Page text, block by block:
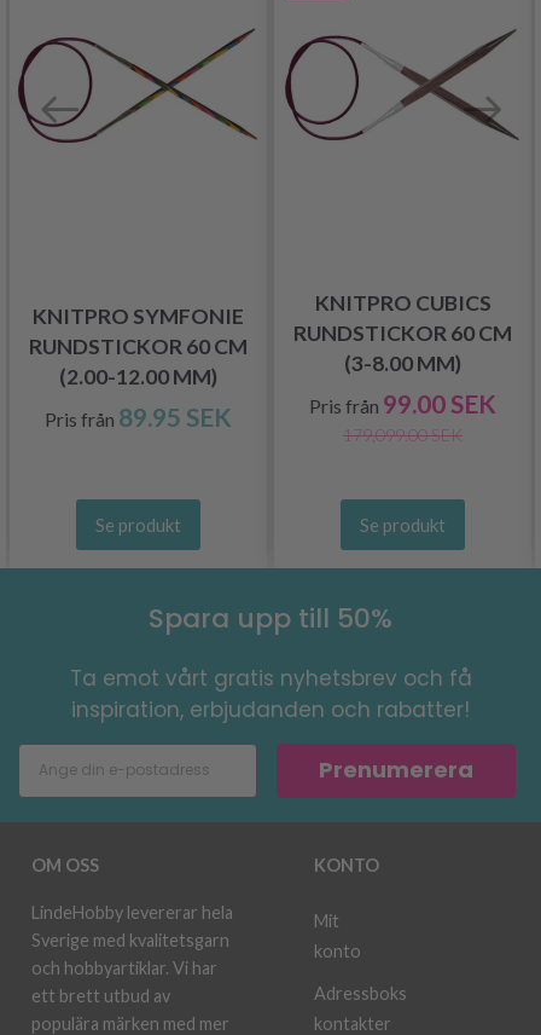
KNITPRO SYMFONIE
RUNDSTICKOR 60 CM
(2.00-12.00 MM)
Pris från 89.95 SEK
Se produkt
KNITPRO CUBICS
RUNDSTICKOR 60 CM
(3-8.00 MM)
Pris från 99.00 SEK
179,099.00 SEK
Se produkt
Spara upp till 50%
Ta emot vårt gratis nyhetsbrev och få
inspiration, erbjudanden och rabatter!
Prenumerera
OM OSS
LindeHobby levererar hela
Sverige med kvalitetsgarn
och hobbyartiklar. Vi har
ett brett utbud av
populära märken med mer
KONTO
Mit
konto
Adressboks
kontakter